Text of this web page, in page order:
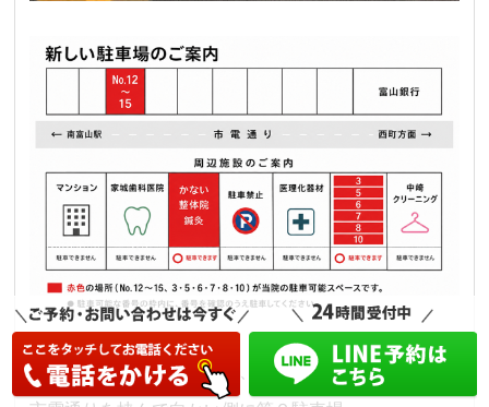
当院前の駐車場は狭いので、